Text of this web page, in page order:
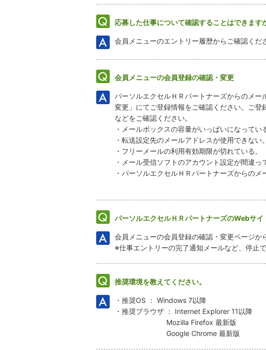
応募した仕事について確認することはできます
会員メニューのエントリー履歴からご確認くだ
会員メニューの会員登録の確認・変更
パーソルエクセルＨＲパートナーズからのメ
変更」にてご登録情報をご確認ください。ご
などをご確認ください。
・メールボックスの容量がいっぱいになってい
・転送設定先のメールアドレスが使用できない。
・フリーメールの利用有効期限が切れている。
・メール受信ソフトのアカウント設定が間違っ
・パーソルエクセルＨＲパートナーズからの
パーソルエクセルＨＲパートナーズのWebサイ
会員メニューの会員登録の確認・変更ページ
※仕事エントリーの完了通知メールなど、停止
推奨環境を教えてください。
・推奨OS ： Windows 7以降
・推奨ブラウザ ： Internet Explorer 11以降
Mozilla Firefox 最新版
Google Chrome 最新版